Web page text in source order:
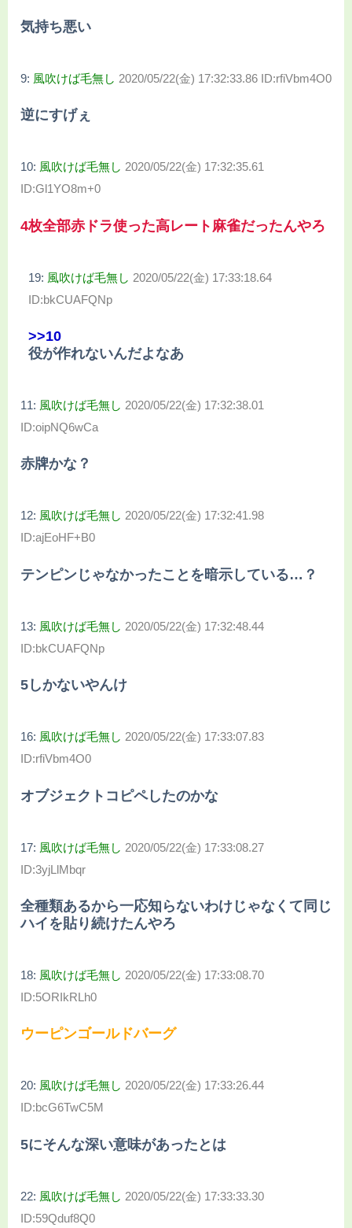
気持ち悪い
9: 風吹けば毛無し 2020/05/22(金) 17:32:33.86 ID:rfiVbm4O0
逆にすげぇ
10: 風吹けば毛無し 2020/05/22(金) 17:32:35.61
ID:Gl1YO8m+0
4枚全部赤ドラ使った高レート麻雀だったんやろ
19: 風吹けば毛無し 2020/05/22(金) 17:33:18.64
ID:bkCUAFQNp
>>10
役が作れないんだよなあ
11: 風吹けば毛無し 2020/05/22(金) 17:32:38.01
ID:oipNQ6wCa
赤牌かな？
12: 風吹けば毛無し 2020/05/22(金) 17:32:41.98
ID:ajEoHF+B0
テンピンじゃなかったことを暗示している…？
13: 風吹けば毛無し 2020/05/22(金) 17:32:48.44
ID:bkCUAFQNp
5しかないやんけ
16: 風吹けば毛無し 2020/05/22(金) 17:33:07.83
ID:rfiVbm4O0
オブジェクトコピペしたのかな
17: 風吹けば毛無し 2020/05/22(金) 17:33:08.27
ID:3yjLlMbqr
全種類あるから一応知らないわけじゃなくて同じ
ハイを貼り続けたんやろ
18: 風吹けば毛無し 2020/05/22(金) 17:33:08.70
ID:5ORIkRLh0
ウーピンゴールドバーグ
20: 風吹けば毛無し 2020/05/22(金) 17:33:26.44
ID:bcG6TwC5M
5にそんな深い意味があったとは
22: 風吹けば毛無し 2020/05/22(金) 17:33:33.30
ID:59Qduf8Q0